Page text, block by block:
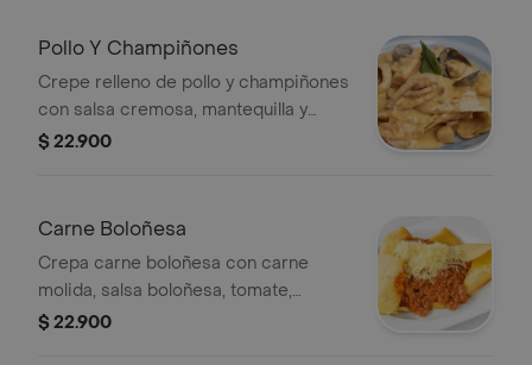
Pollo Y Champiñones
Crepe relleno de pollo y champiñones
con salsa cremosa, mantequilla y
especias suaves.
$ 22.900
Carne Boloñesa
Crepa carne boloñesa con carne
molida, salsa boloñesa, tomate,
hierbas, ajo, queso y salsa napolitana.
$ 22.900